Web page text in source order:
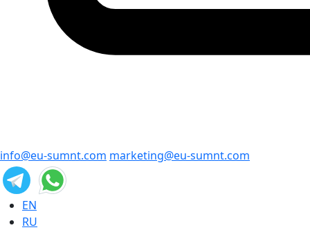
info@eu-sumnt.com marketing@eu-sumnt.com
EN
RU